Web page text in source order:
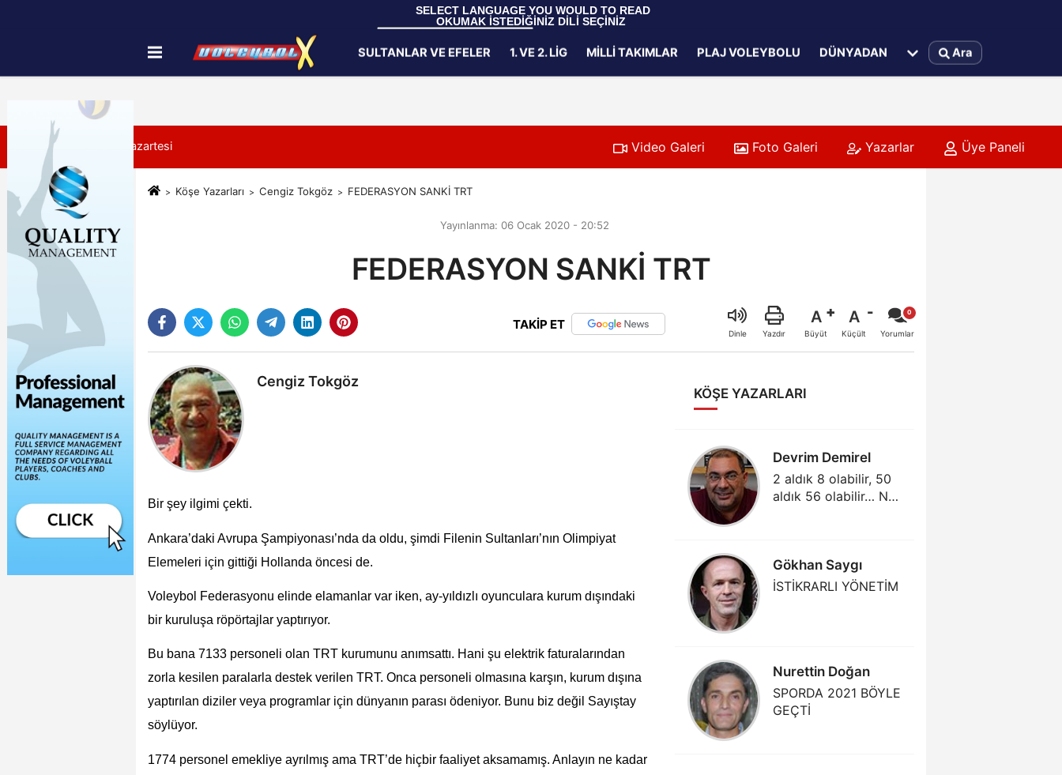
SELECT LANGUAGE YOU WOULD TO READ
OKUMAK İSTEDİĞİNİZ DİLİ SEÇİNİZ
İletişim Çerez Politikası
SULTANLAR VE EFELER 1. VE 2. LIG MILLI TAKIMLAR PLAJ VOLEYBOLU DÜNYADAN Ara
10 Ağustos 2026, Pazartesi Video Galeri Foto Galeri Yazarlar Üye Paneli
Köşe Yazarları Cengiz Tokgöz FEDERASYON SANKİ TRT
Yayınlanma: 06 Ocak 2020 - 20:52
FEDERASYON SANKİ TRT
TAKİP ET
Dinle Yazdır
A
Büyüt
A
Küçült Yorumlar
Cengiz Tokgöz
Bir şey ilgimi çekti.
Ankara’daki Avrupa Şampiyonası’nda da oldu, şimdi Filenin Sultanları’nın Olimpiyat
Elemeleri için gittiği Hollanda öncesi de.
Voleybol Federasyonu elinde elamanlar var iken, ay-yıldızlı oyunculara kurum dışındaki
bir kuruluşa röpörtajlar yaptırıyor.
Bu bana 7133 personeli olan TRT kurumunu anımsattı. Hani şu elektrik faturalarından
zorla kesilen paralarla destek verilen TRT. Onca personeli olmasına karşın, kurum dışına
yaptırılan diziler veya programlar için dünyanın parası ödeniyor. Bunu biz değil Sayıştay
söylüyor.
1774 personel emekliye ayrılmış ama TRT’de hiçbir faaliyet aksamamış. Anlayın ne kadar
KÖŞE YAZARLARI
Devrim Demirel
2 aldık 8 olabilir, 50
aldık 56 olabilir… Ne
Gökhan Saygı
İSTİKRARLI YÖNETİM
Nurettin Doğan
SPORDA 2021 BÖYLE
GEÇTİ